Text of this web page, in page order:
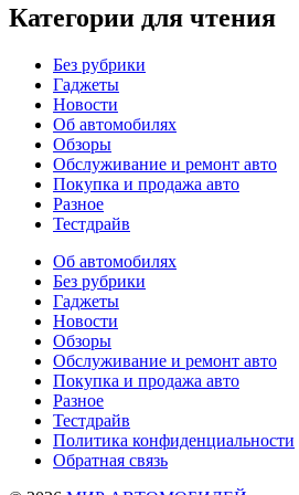
Категории для чтения
Без рубрики
Гаджеты
Новости
Об автомобилях
Обзоры
Обслуживание и ремонт авто
Покупка и продажа авто
Разное
Тестдрайв
Об автомобилях
Без рубрики
Гаджеты
Новости
Обзоры
Обслуживание и ремонт авто
Покупка и продажа авто
Разное
Тестдрайв
Политика конфиденциальности
Обратная связь